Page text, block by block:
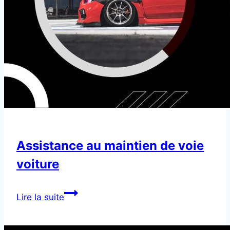
Assistance au maintien de voie
voiture
Lire la suiteAssistance